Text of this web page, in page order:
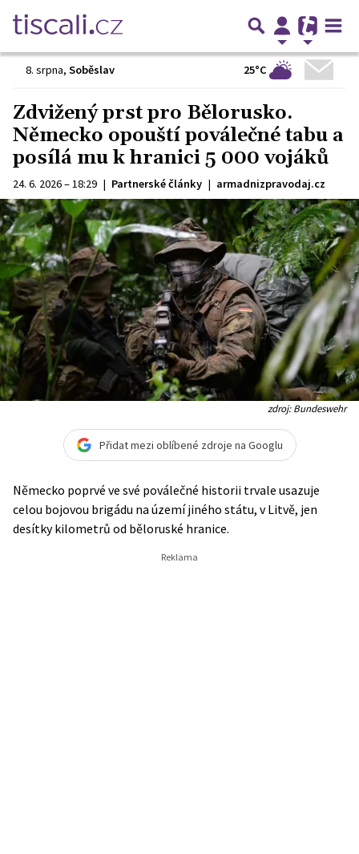
8. srpna, Soběslav 25°C
Zdvižený prst pro Bělorusko.
Německo opouští poválečné tabu a
posílá mu k hranici 5 000 vojáků
24. 6. 2026 – 18:29 | Partnerské články | armadnizpravodaj.cz
zdroj: Bundeswehr
Přidat mezi oblíbené zdroje na Googlu
Německo poprvé ve své poválečné historii trvale usazuje
celou bojovou brigádu na území jiného státu, v Litvě, jen
desítky kilometrů od běloruské hranice.